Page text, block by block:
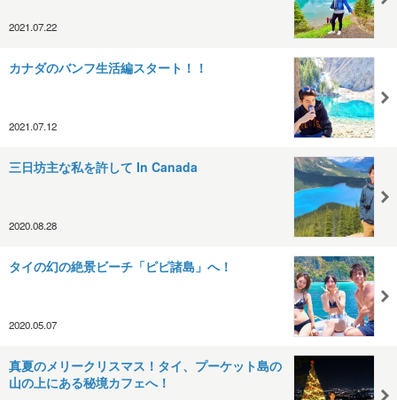
2021.07.22
カナダのバンフ生活編スタート！！
2021.07.12
三日坊主な私を許して In Canada
2020.08.28
タイの幻の絶景ビーチ「ピピ諸島」へ！
2020.05.07
真夏のメリークリスマス！タイ、プーケット島の
山の上にある秘境カフェへ！